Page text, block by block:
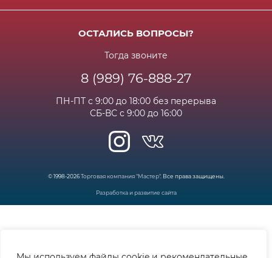
Доставка
Возрат и гарантия
Часто задаваемые вопросы
ОСТАЛИСЬ ВОПРОСЫ?
Тогда звоните
8 (989) 76-888-27
ПН-ПТ с 9:00 до 18:00 без перерыва
СБ-ВС с 9:00 до 16:00
© 1998-2026Торговая компания "Мастер". Все права защищены.
Разработка и развитие сайта